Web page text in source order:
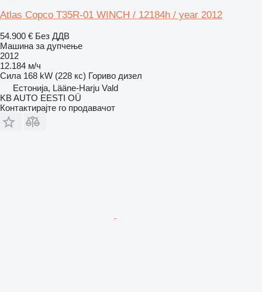
Atlas Copco T35R-01 WINCH / 12184h / year 2012
54.900 € Без ДДВ
Машина за дупчење
2012
12.184 м/ч
Сила 168 kW (228 кс) Гориво дизел
Естонија, Lääne-Harju Vald
KB AUTO EESTI OÜ
Контактирајте го продавачот